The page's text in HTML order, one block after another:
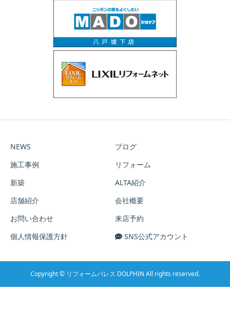
NEWS
ブログ
施工事例
リフォーム
新築
ALTA紹介
店舗紹介
会社概要
お問い合わせ
来店予約
個人情報保護方針
SNS公式アカウント
Copyright © リフォームパレス DOLPHIN All rights reserved.